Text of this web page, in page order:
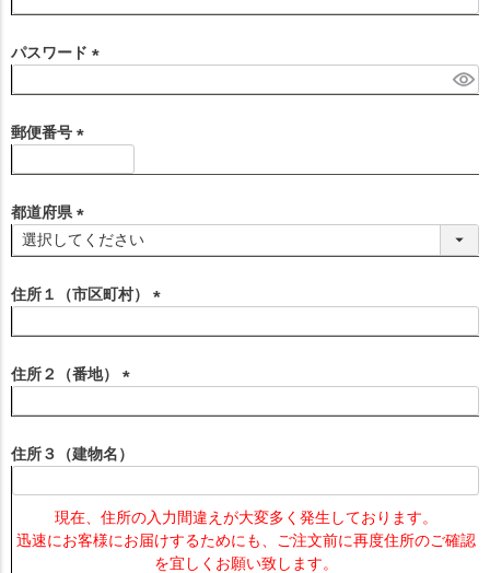
)
パスワード
)
郵便番号
須
)
都道府県
(
須
)
住所１（市区町村）
)
住所２（番地）
須
)
住所３（建物名）
現在、住所の入力間違えが大変多く発生しております。
迅速にお客様にお届けするためにも、ご注文前に再度住所のご確認
を宜しくお願い致します。